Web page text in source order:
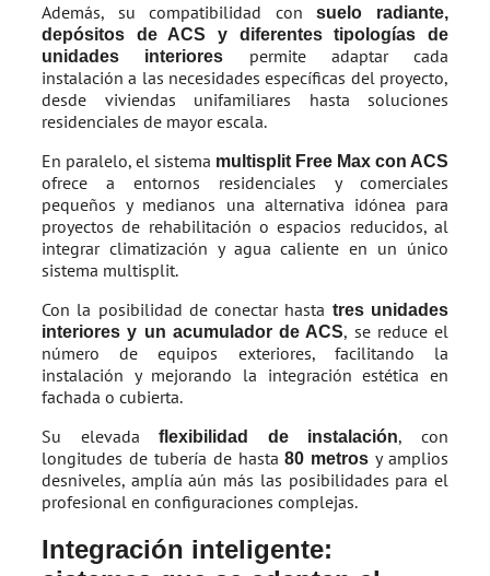
Además, su compatibilidad consuelo radiante,
depósitos de ACS y diferentes tipologías de
unidades interiores
permite adaptar cada
instalación a las necesidades específicas del proyecto,
desde viviendas unifamiliares hasta soluciones
residenciales de mayor escala.
En paralelo, el sistema multisplit Free Max con ACS
ofrece a entornos residenciales y comerciales
pequeños y medianos una alternativa idónea para
proyectos de rehabilitación o espacios reducidos, al
integrar climatización y agua caliente en un único
sistema multisplit.
Con la posibilidad de conectar hasta tres unidades
interiores y un acumulador de ACS, se reduce el
número de equipos exteriores, facilitando la
instalación y mejorando la integración estética en
fachada o cubierta.
Su elevadaflexibilidad de instalación, con
longitudes de tubería de hasta80 metros y amplios
desniveles, amplía aún más las posibilidades para el
profesional en configuraciones complejas.
Integración inteligente: